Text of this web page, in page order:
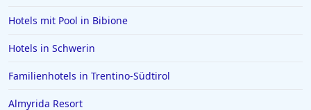
Hotels mit Pool in Bibione
Hotels in Schwerin
Familienhotels in Trentino-Südtirol
Almyrida Resort